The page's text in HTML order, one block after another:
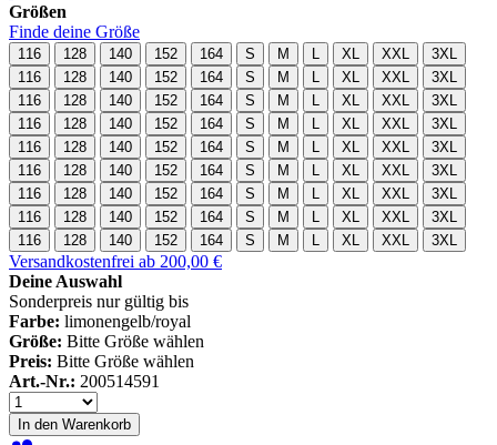
Größen
Finde deine Größe
116 128 140 152 164 S M L XL XXL
3XL
116
128 140 152 164 S M L XL XXL
3XL
116
128 140 152 164 S M L XL XXL
3XL
116
128 140 152 164 S M L XL XXL
3XL
116
128 140 152 164 S M L XL XXL
3XL
116
128 140 152 164 S M L XL XXL
3XL
116
128 140 152 164 S M L XL XXL
3XL
116
128 140 152 164 S M L XL XXL
3XL
116
128 140 152 164 S M L XL XXL 3XL
Versandkostenfrei ab 200,00 €
Deine Auswahl
Sonderpreis nur gültig bis
Farbe: limonengelb/royal
Größe: Bitte Größe wählen
Preis: Bitte Größe wählen
Art.-Nr.: 200514591
In den Warenkorb